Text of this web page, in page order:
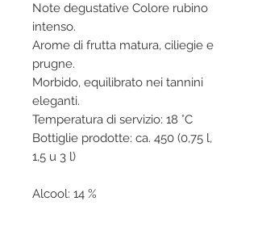
Note degustative Colore rubino
intenso.
Arome di frutta matura, ciliegie e
prugne.
Morbido, equilibrato nei tannini
eleganti.
Temperatura di servizio: 18 °C
Bottiglie prodotte: ca. 450 (0,75 l,
1,5 u 3 l)
Alcool: 14 %